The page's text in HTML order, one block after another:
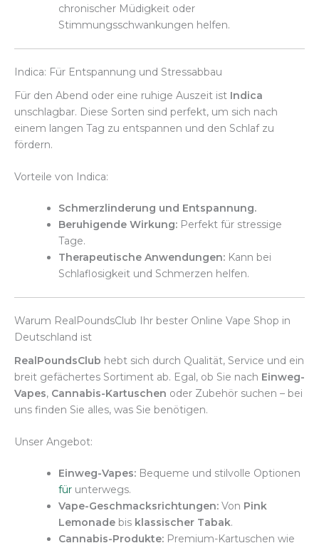
chronischer Müdigkeit oder
Stimmungsschwankungen helfen.
Indica: Für Entspannung und Stressabbau
Für den Abend oder eine ruhige Auszeit ist Indica
unschlagbar. Diese Sorten sind perfekt, um sich nach
einem langen Tag zu entspannen und den Schlaf zu
fördern.
Vorteile von Indica:
Schmerzlinderung und Entspannung.
Beruhigende Wirkung: Perfekt für stressige
Tage.
Therapeutische Anwendungen: Kann bei
Schlaflosigkeit und Schmerzen helfen.
Warum RealPoundsClub Ihr bester Online Vape Shop in
Deutschland ist
RealPoundsClub hebt sich durch Qualität, Service und ein
breit gefächertes Sortiment ab. Egal, ob Sie nach Einweg-
Vapes, Cannabis-Kartuschen oder Zubehör suchen – bei
uns finden Sie alles, was Sie benötigen.
Unser Angebot:
Einweg-Vapes: Bequeme und stilvolle Optionen
für unterwegs.
Vape-Geschmacksrichtungen: Von Pink
Lemonade bis klassischer Tabak.
Cannabis-Produkte: Premium-Kartuschen wie